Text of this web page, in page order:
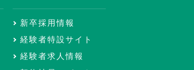
新卒採用情報
経験者特設サイト
経験者求人情報